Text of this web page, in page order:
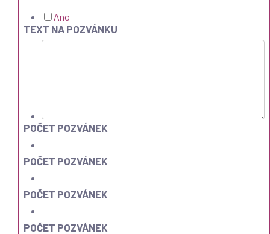
Ano
TEXT NA POZVÁNKU
POČET POZVÁNEK
POČET POZVÁNEK
POČET POZVÁNEK
POČET POZVÁNEK